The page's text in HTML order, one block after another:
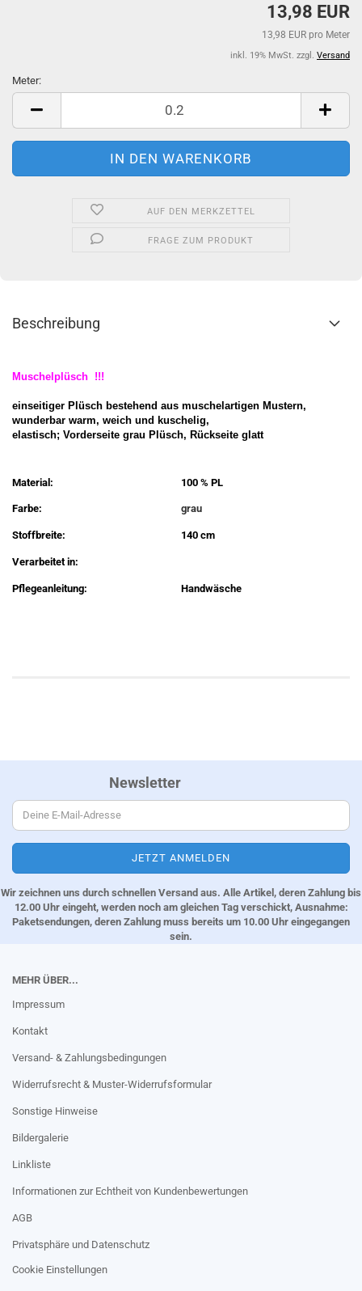
13,98 EUR
13,98 EUR pro Meter
inkl. 19% MwSt. zzgl. Versand
Meter:
Meter
AUF DEN MERKZETTEL
FRAGE ZUM PRODUKT
Beschreibung
Muschelplüsch !!!
einseitiger Plüsch bestehend aus muschelartigen Mustern,
wunderbar warm, weich und kuschelig,
elastisch; Vorderseite grau Plüsch, Rückseite glatt
Material: 100 % PL
Farbe: grau
Stoffbreite: 140 cm
Verarbeitet in:
Pflegeanleitung: Handwäsche
Newsletter
Wir zeichnen uns durch schnellen Versand aus. Alle Artikel, deren Zahlung bis
12.00 Uhr eingeht, werden noch am gleichen Tag verschickt, Ausnahme:
Paketsendungen, deren Zahlung muss bereits um 10.00 Uhr eingegangen
sein.
MEHR ÜBER...
Impressum
Kontakt
Versand- & Zahlungsbedingungen
Widerrufsrecht & Muster-Widerrufsformular
Sonstige Hinweise
Bildergalerie
Linkliste
Informationen zur Echtheit von Kundenbewertungen
AGB
Privatsphäre und Datenschutz
Cookie Einstellungen